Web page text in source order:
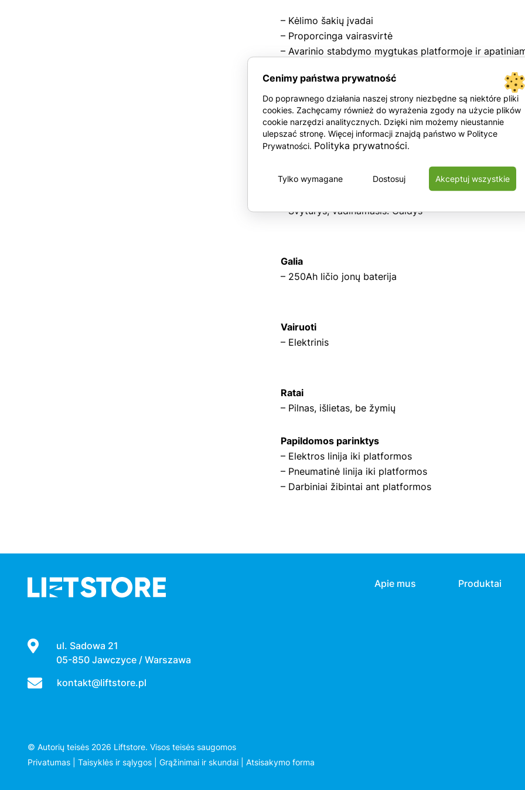
– Kėlimo šakių įvadai
– Proporcinga vairasvirtė
– Avarinio stabdymo mygtukas platformoje ir
– Rankinis avarinio nuleidimo vožtuvas
– Garsinis signalas
– Ragas
– Valandų skaitiklis
– Švyturys, vadinamasis. Gaidys
Galia
– 250Ah ličio jonų baterija
Vairuoti
– Elektrinis
Ratai
– Pilnas, išlietas, be žymių
Papildomos parinktys
– Elektros linija iki platformos
– Pneumatinė linija iki platformos
– Darbiniai žibintai ant platformos
Apie mus Produktai
ul. Sadowa 21
05-850 Jawczyce / Warszawa
kontakt@liftstore.pl
© Autorių teisės 2026 Liftstore. Visos teisės saugomos
Privatumas
Taisyklės ir sąlygos Grąžinimai ir skundai Atsisakymo forma
Cenimy państwa prywatność
Do poprawnego działania naszej strony niezbędne są niektóre pliki
cookies. Zachęcamy również do wyrażenia zgody na użycie plików
cookie narzędzi analitycznych. Dzięki nim możemy nieustannie
ulepszać stronę. Więcej informacji znajdą państwo w Polityce
Prywatności. Polityka prywatności.
Dostosuj
Tylko wymagane Akceptuj wszystkie